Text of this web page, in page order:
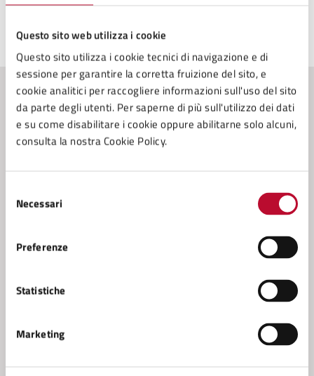
Questo sito web utilizza i cookie
Questo sito utilizza i cookie tecnici di navigazione e di
sessione per garantire la corretta fruizione del sito, e
cookie analitici per raccogliere informazioni sull'uso del sito
da parte degli utenti. Per saperne di più sull'utilizzo dei dati
e su come disabilitare i cookie oppure abilitarne solo alcuni,
consulta la nostra Cookie Policy.
delNecessari
Preferenze
Statistiche
Marketing
Ultimo aggiornamento:20/11/2025, 11:27
Contenuti correlati
Conferenza Zonale per l’Educazione e l’Istruzione
Settore 4 - (Sviluppo e Tutela del Territorio), Lavori
Pubblici, Progettazione, Direzione dei lavori,
Servizi cimiteriali, Protezione Civile, Ambiente